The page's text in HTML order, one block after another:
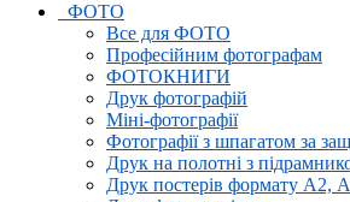
ФОТО
Все для ФОТО
Професійним фотографам
ФОТОКНИГИ
Друк фотографій
Міні-фотографії
Фотографії з шпагатом за
Друк на полотні з
Друк постерів формату А2,